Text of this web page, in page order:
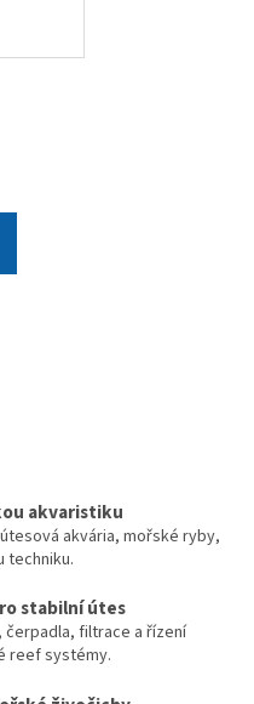
akvaristiku
akvária, mořské ryby,
techniku.
stabilní útes
filtrace a řízení
reef systémy.